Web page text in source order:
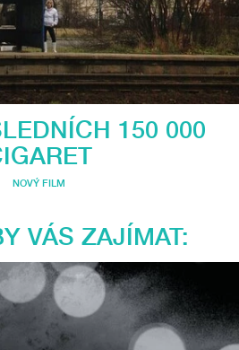
150 000
NOVÝ FILM
VÁS ZAJÍMAT: